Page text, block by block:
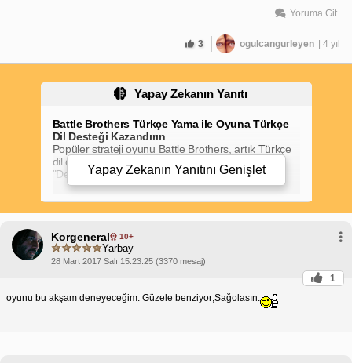
Yoruma Git
3 ogulcangurleyen | 4 yıl
Yapay Zekanın Yanıtı
Battle Brothers Türkçe Yama ile Oyuna Türkçe
Dil Desteği Kazandırın
Popüler strateji oyunu Battle Brothers, artık Türkçe
dil desteğiyle sizlerle buluşuyor. Mod yapımcısı
"Death and Taxes" tarafından geliştirilen Türkçe
yama sayesinde oyunun arayüzü, menüleri ve
metinleri tamamen Türkçe'ye çevrildi.
Battle Brothers Türkçe yama ile oyun deneyiminiz
karmaşık mekaniklerini ve taktiklerini Türkçe olarak
okuyarak daha iyi kavrayabilir, stratejilerinizi daha
etkin bir şekilde uygulayabilirsiniz.
indirebilir ve oyun dosyalarınıza sürükleyip
bırakabilirsiniz. Yamayı uyguladıktan sonra Battle
Yapay Zekanın Yanıtını Genişlet
Korgeneral 10+
Yarbay
28 Mart 2017 Salı 15:23:25 (3370 mesaj)
1
oyunu bu akşam deneyeceğim. Güzele benziyor;Sağolasın.